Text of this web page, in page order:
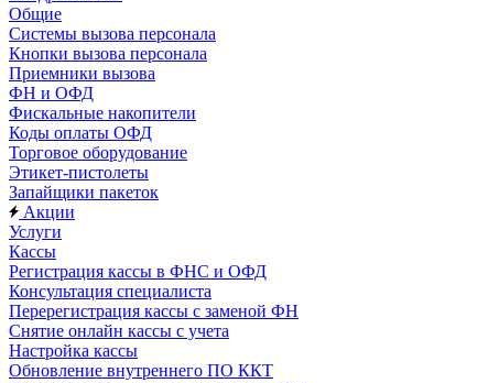
Общие
Системы вызова персонала
Кнопки вызова персонала
Приемники вызова
ФН и ОФД
Фискальные накопители
Коды оплаты ОФД
Торговое оборудование
Этикет-пистолеты
Запайщики пакеток
Акции
Услуги
Кассы
Регистрация кассы в ФНС и ОФД
Консультация специалиста
Перерегистрация кассы с заменой ФН
Снятие онлайн кассы с учета
Настройка кассы
Обновление внутреннего ПО ККТ